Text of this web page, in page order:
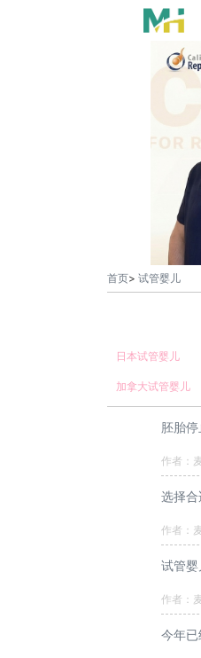
首页> 试管婴儿
日本试管婴儿
加拿大试管婴儿
胚胎
作者：
选择
作者：
试管
作者：
今年